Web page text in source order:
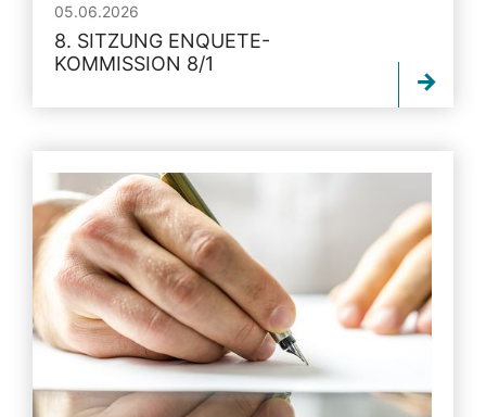
05.06.2026
8. SITZUNG ENQUETE-
KOMMISSION 8/1